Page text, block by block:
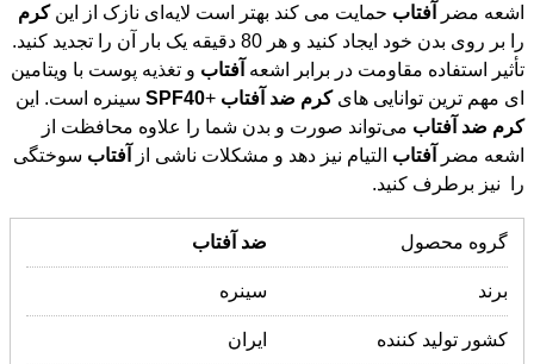
اشعه مضر
آفتاب حمایت می کند بهتر است لایه‌ای نازک از اینکرم
را بر روی بدن خود ایجاد کنید و هر 80 دقیقه یک بار آن را تجدید کنید.
تأثیر استفاده مقاومت در برابر اشعه آفتاب و تغذیه پوست با ویتامین
ای مهم ترین توانایی هایکرم ضد آفتاب +
SPF40 سینره است. این
کرم ضد آفتاب می‌تواند صورت و بدن شما را علاوه محافظت از
اشعه مضر
آفتاب التیام نیز دهد و مشکلات ناشی از آفتاب سوختگی
را نیز برطرف کنید.
گروه محصول ضد آفتاب
برند سینره
کشور تولید کننده ایران